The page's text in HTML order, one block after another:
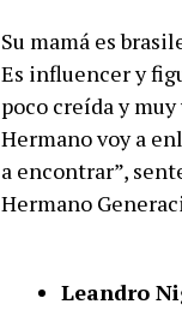
Su mamá es
Es influencer y
poco creída y
Hermano voy a
a encontrar”,
Hermano
Leandro